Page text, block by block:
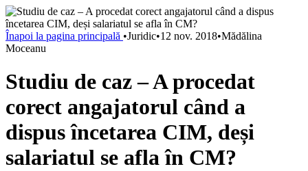
Înapoi la pagina principală •Juridic•12 nov. 2018•Mădălina
Moceanu
Studiu de caz – A procedat
corect angajatorul când a
dispus încetarea CIM, deși
salariatul se afla în CM?